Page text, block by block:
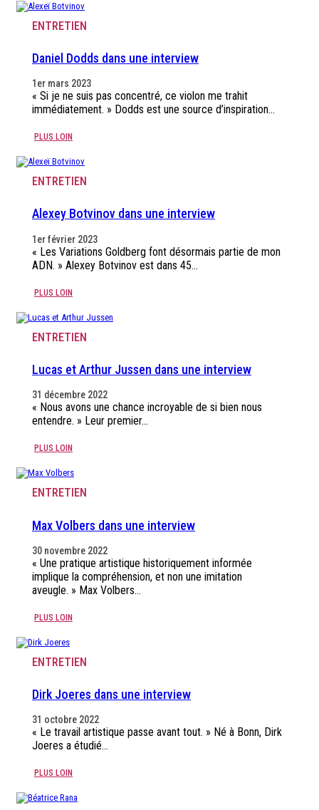
ENTRETIEN
Daniel Dodds dans une interview
1er mars 2023
« Si je ne suis pas concentré, ce violon me trahit
immédiatement. » Dodds est une source d’inspiration…
PLUS LOIN
ENTRETIEN
Alexey Botvinov dans une interview
1er février 2023
« Les Variations Goldberg font désormais partie de mon
ADN. » Alexey Botvinov est dans 45…
PLUS LOIN
ENTRETIEN
Lucas et Arthur Jussen dans une interview
31 décembre 2022
« Nous avons une chance incroyable de si bien nous
entendre. » Leur premier…
PLUS LOIN
ENTRETIEN
Max Volbers dans une interview
30 novembre 2022
« Une pratique artistique historiquement informée
implique la compréhension, et non une imitation
aveugle. » Max Volbers…
PLUS LOIN
ENTRETIEN
Dirk Joeres dans une interview
31 octobre 2022
« Le travail artistique passe avant tout. » Né à Bonn, Dirk
Joeres a étudié…
PLUS LOIN